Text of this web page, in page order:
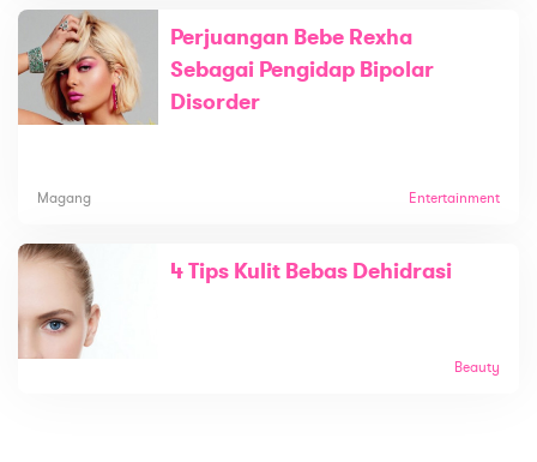
Perjuangan Bebe Rexha
Sebagai Pengidap Bipolar
Disorder
Magang Entertainment
4 Tips Kulit Bebas Dehidrasi
Beauty